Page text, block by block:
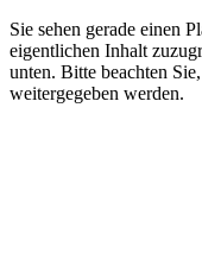
Sie sehen gerade einen
eigentlichen Inhalt
unten. Bitte beachten
weitergegeben werden.